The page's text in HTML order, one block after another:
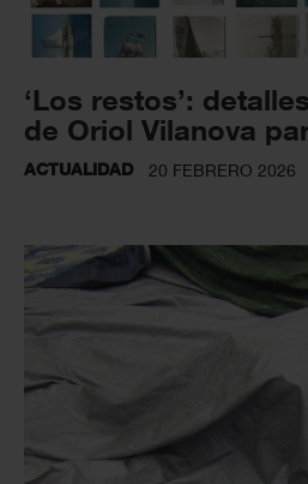
‘Los restos’:
de Oriol Vilanova
ACTUALIDAD 20 FEBRERO 2026